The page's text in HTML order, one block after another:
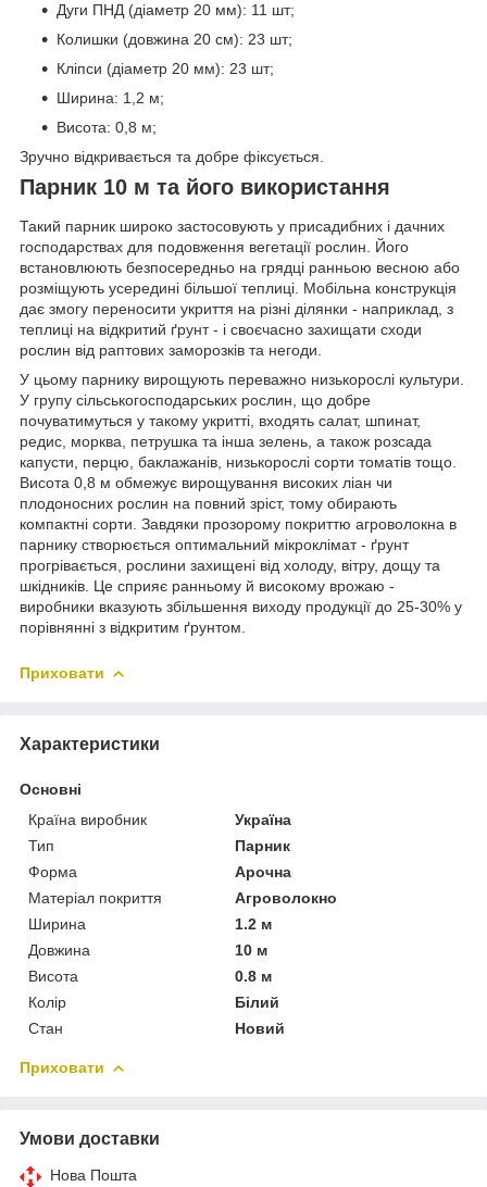
Дуги ПНД (діаметр 20 мм): 11 шт;
Колишки (довжина 20 см): 23 шт;
Кліпси (діаметр 20 мм): 23 шт;
Ширина: 1,2 м;
Висота: 0,8 м;
Зручно відкривається та добре фіксується.
Парник 10 м та його використання
Такий парник широко застосовують у присадибних і дачних
господарствах для подовження вегетації рослин. Його
встановлюють безпосередньо на грядці ранньою весною або
розміщують усередині більшої теплиці. Мобільна конструкція
дає змогу переносити укриття на різні ділянки - наприклад, з
теплиці на відкритий ґрунт - і своєчасно захищати сходи
рослин від раптових заморозків та негоди.
У цьому парнику вирощують переважно низькорослі культури.
У групу сільськогосподарських рослин, що добре
почуватимуться у такому укритті, входять салат, шпинат,
редис, морква, петрушка та інша зелень, а також розсада
капусти, перцю, баклажанів, низькорослі сорти томатів тощо.
Висота 0,8 м обмежує вирощування високих ліан чи
плодоносних рослин на повний зріст, тому обирають
компактні сорти. Завдяки прозорому покриттю агроволокна в
парнику створюється оптимальний мікроклімат - ґрунт
прогрівається, рослини захищені від холоду, вітру, дощу та
шкідників. Це сприяє ранньому й високому врожаю -
виробники вказують збільшення виходу продукції до 25-30% у
порівнянні з відкритим ґрунтом.
Приховати
Характеристики
Основні
Країна виробник
Україна
Тип
Парник
Форма
Арочна
Матеріал покриття
Агроволокно
Ширина
1.2 м
Довжина
10 м
Висота
0.8 м
Колір
Білий
Стан
Новий
Приховати
Умови доставки
Нова Пошта